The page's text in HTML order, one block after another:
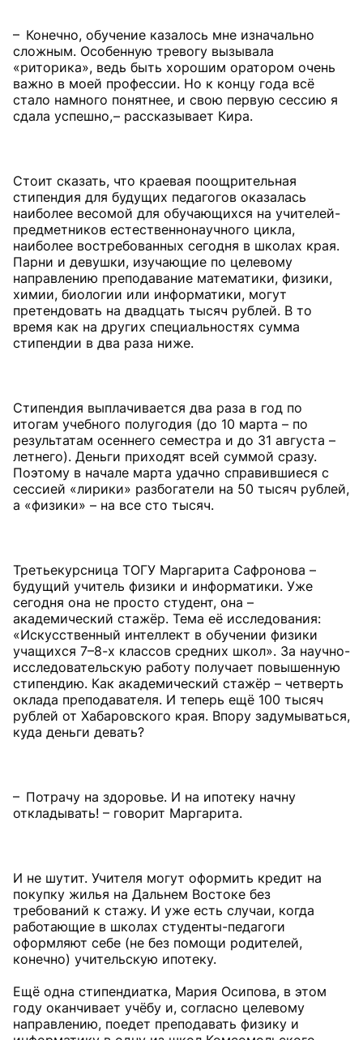
– Конечно, обучение казалось мне изначально
сложным. Особенную тревогу вызывала
«риторика», ведь быть хорошим оратором очень
важно в моей профессии. Но к концу года всё
стало намного понятнее, и свою первую сессию я
сдала успешно, – рассказывает Кира.
Стоит сказать, что краевая поощрительная
стипендия для будущих педагогов оказалась
наиболее весомой для обучающихся на учителей-
предметников естественнонаучного цикла,
наиболее востребованных сегодня в школах края.
Парни и девушки, изучающие по целевому
направлению преподавание математики, физики,
химии, биологии или информатики, могут
претендовать на двадцать тысяч рублей. В то
время как на других специальностях сумма
стипендии в два раза ниже.
Стипендия выплачивается два раза в год по
итогам учебного полугодия (до 10 марта – по
результатам осеннего семестра и до 31 августа –
летнего). Деньги приходят всей суммой сразу.
Поэтому в начале марта удачно справившиеся с
сессией «лирики» разбогатели на 50 тысяч рублей,
а «физики» – на все сто тысяч.
Третьекурсница ТОГУ Маргарита Сафронова –
будущий учитель физики и информатики. Уже
сегодня она не просто студент, она –
академический стажёр. Тема её исследования:
«Искусственный интеллект в обучении физики
учащихся 7–8-х классов средних школ». За научно-
исследовательскую работу получает повышенную
стипендию. Как академический стажёр – четверть
оклада преподавателя. И теперь ещё 100 тысяч
рублей от Хабаровского края. Впору задумываться,
куда деньги девать?
– Потрачу на здоровье. И на ипотеку начну
откладывать! – говорит Маргарита.
И не шутит. Учителя могут оформить кредит на
покупку жилья на Дальнем Востоке без
требований к стажу. И уже есть случаи, когда
работающие в школах студенты-педагоги
оформляют себе (не без помощи родителей,
конечно) учительскую ипотеку.
Ещё одна стипендиатка, Мария Осипова, в этом
году оканчивает учёбу и, согласно целевому
направлению, поедет преподавать физику и